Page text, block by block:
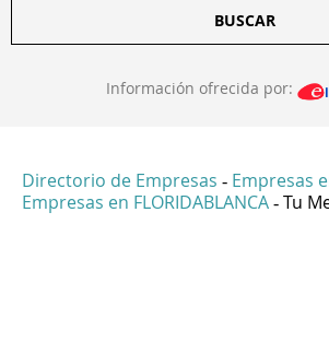
BUSCAR
Información ofrecida por:
Directorio de Empresas - Empresas
Empresas en FLORIDABLANCA - Tu